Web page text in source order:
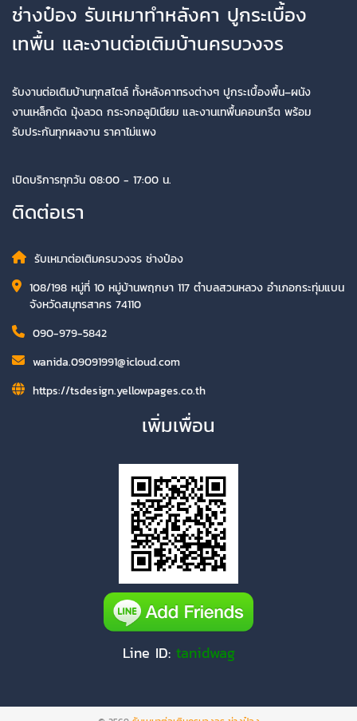
ช่างป๋อง รับเหมาทำหลังคา ปูกระเบื้อง
เทพื้น และงานต่อเติมบ้านครบวงจร
รับงานต่อเติมบ้านทุกสไตล์ ทั้งหลังคาทรงต่างๆ ปูกระเบื้องพื้น–ผนัง
งานเหล็กดัด มุ้งลวด กระจกอลูมิเนียม และงานเทพื้นคอนกรีต พร้อม
รับประกันทุกผลงาน ราคาไม่แพง
เปิดบริการทุกวัน 08:00 - 17:00 น.
ติดต่อเรา
รับเหมาต่อเติมครบวงจร ช่างป๋อง
108/198 หมู่ที่ 10 หมู่บ้านพฤกษา 117 ตำบลสวนหลวง อำเภอกระทุ่มแบน
จังหวัดสมุทรสาคร 74110
090-979-5842
wanida.09091991@icloud.com
https://tsdesign.yellowpages.co.th
เพิ่มเพื่อน
Line ID: tanidwag